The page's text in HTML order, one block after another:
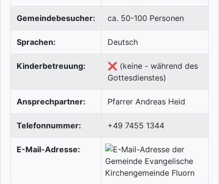
Gemeindebesucher: ca. 50-100 Personen
Sprachen: Deutsch
Kinderbetreuung:
❌ (keine - während des
Gottesdienstes)
Ansprechpartner: Pfarrer Andreas Heid
Telefonnummer: +49 7455 1344
E-Mail-Adresse: